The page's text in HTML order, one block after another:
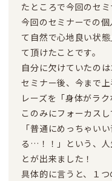
たところで今回のセ
今回のセミナーでの
て自然で心地良い状
て頂けたことです。
自分に欠けていたの
セミナー後、今まで
レーズを「身体がラ
このみにフォーカス
「普通にめっちゃい
る…！！」という、人
とが出来ました！
具体的に言うと、１